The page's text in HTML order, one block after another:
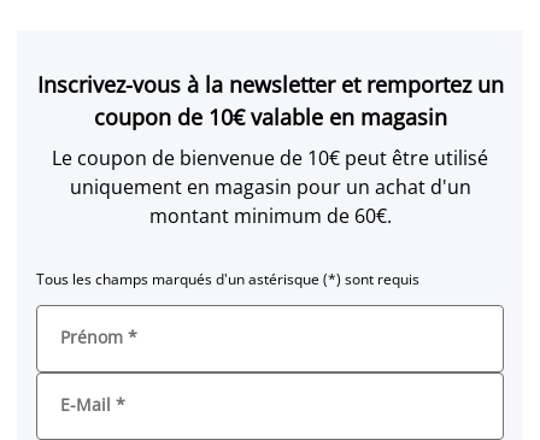
Inscrivez-vous à la newsletter et remportez un
coupon de 10€ valable en magasin
Le coupon de bienvenue de 10€ peut être utilisé
uniquement en magasin pour un achat d'un
montant minimum de 60€.
Tous les champs marqués d'un astérisque (*) sont requis
Prénom *
E-Mail *